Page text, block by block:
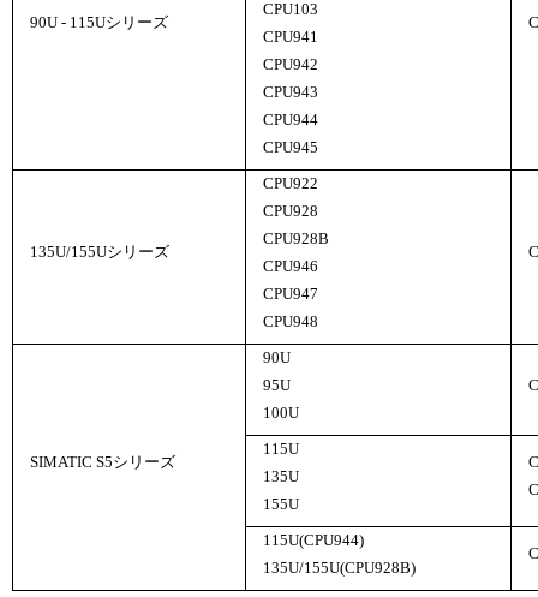
90U - 115Uシリーズ
CPU103
CPU941
CPU942
CPU943
CPU944
CPU945
135U/155Uシリーズ
CPU922
CPU928
CPU928B
CPU946
CPU947
CPU948
SIMATIC S5シリーズ
90U
95U
100U
115U
135U
155U
115U(CPU944)
135U/155U(CPU928B)